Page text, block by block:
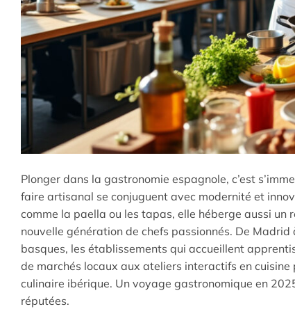
Plonger dans la gastronomie espagnole, c’est
faire artisanal se conjuguent avec modernité et
comme la paella ou les tapas, elle héberge aussi un
nouvelle génération de chefs passionnés. De
basques, les établissements qui accueillent
de marchés locaux aux ateliers interactifs en
culinaire ibérique. Un voyage gastronomique en
réputées.